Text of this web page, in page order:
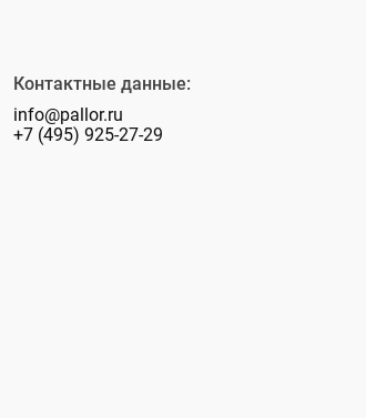
Контактные данные:
info@pallor.ru
+7 (495) 925-27-29